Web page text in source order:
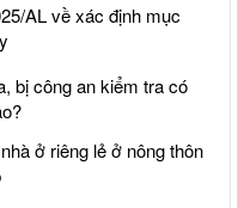
AL về xác định mục
bị công an kiểm tra có
ở riêng lẻ ở nông thôn